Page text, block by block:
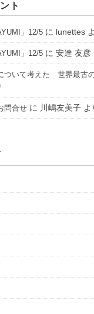
ト
」12/5 に lunettes
」12/5 に安達 友彦
ついて考えた 世界最古
問合せ に 川嶋友美子 よ